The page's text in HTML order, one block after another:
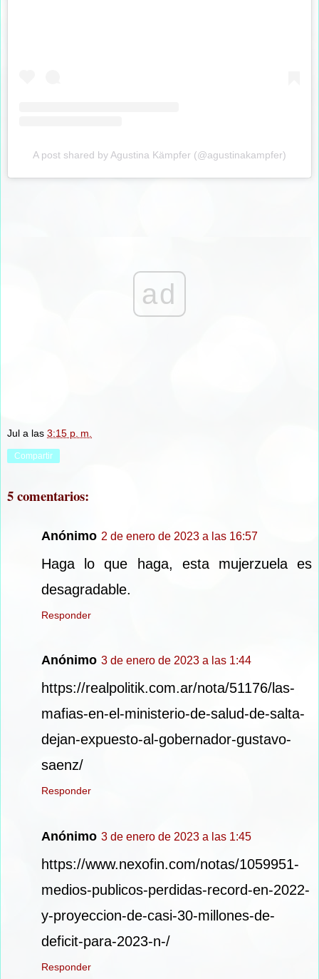
A post shared by Agustina Kämpfer (@agustinakampfer)
ad
Jul a las 3:15 p. m.
Compartir
5 comentarios:
Anónimo 2 de enero de 2023 a las 16:57
Haga lo que haga, esta mujerzuela es
desagradable.
Responder
Anónimo 3 de enero de 2023 a las 1:44
https://realpolitik.com.ar/nota/51176/las-
mafias-en-el-ministerio-de-salud-de-salta-
dejan-expuesto-al-gobernador-gustavo-
saenz/
Responder
Anónimo 3 de enero de 2023 a las 1:45
https://www.nexofin.com/notas/1059951-
medios-publicos-perdidas-record-en-2022-
y-proyeccion-de-casi-30-millones-de-
deficit-para-2023-n-/
Responder